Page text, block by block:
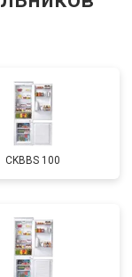
₽ Заказать
CKBBS 100